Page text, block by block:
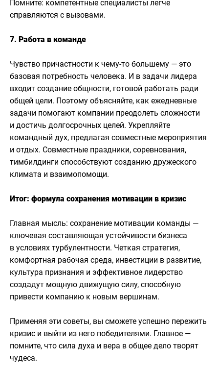
Помните: компетентные специалисты легче
справляются с вызовами.
7. Работа в команде
Чувство причастности к чему-то большему — это
базовая потребность человека. И в задачи лидера
входит создание общности, готовой работать ради
общей цели. Поэтому объясняйте, как ежедневные
задачи помогают компании преодолеть сложности
и достичь долгосрочных целей. Укрепляйте
командный дух, предлагая совместные мероприятия
и отдых. Совместные праздники, соревнования,
тимбилдинги способствуют созданию дружеского
климата и взаимопомощи.
Итог: формула сохранения мотивации в кризис
Главная мысль: сохранение мотивации команды —
ключевая составляющая устойчивости бизнеса
в условиях турбулентности. Четкая стратегия,
комфортная рабочая среда, инвестиции в развитие,
культура признания и эффективное лидерство
создадут мощную движущую силу, способную
привести компанию к новым вершинам.
Применяя эти советы, вы сможете успешно пережить
кризис и выйти из него победителями. Главное —
помните, что сила духа и вера в общее дело творят
чудеса.